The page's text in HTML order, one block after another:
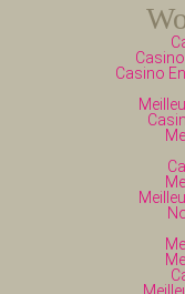
Casino